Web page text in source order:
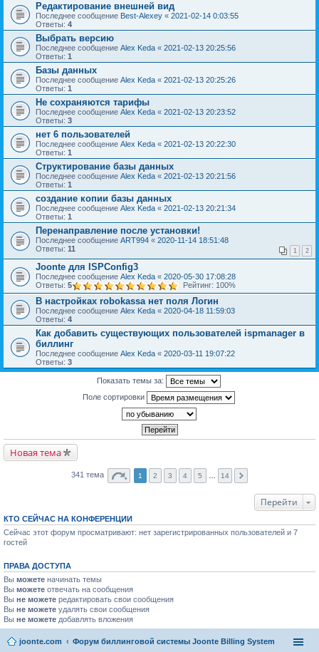
Редактирование внешней вид
Последнее сообщение Best-Alexey « 2021-02-14 0:03:55
Ответы: 4
Выбрать версию
Последнее сообщение Alex Keda « 2021-02-13 20:25:56
Ответы: 1
Базы данных
Последнее сообщение Alex Keda « 2021-02-13 20:25:26
Ответы: 1
Не сохраняются тарифы
Последнее сообщение Alex Keda « 2021-02-13 20:23:52
Ответы: 3
нет 6 пользователей
Последнее сообщение Alex Keda « 2021-02-13 20:22:30
Ответы: 1
Структирование базы данных
Последнее сообщение Alex Keda « 2021-02-13 20:21:56
Ответы: 1
создание копии базы данных
Последнее сообщение Alex Keda « 2021-02-13 20:21:34
Ответы: 1
Перенаправление после установки!
Последнее сообщение ART994 « 2020-11-14 18:51:48
Ответы: 11 1 2
Joonte для ISPConfig3
Последнее сообщение Alex Keda « 2020-05-30 17:08:28
Ответы: 5 Рейтинг: 100%
В настройках robokassa нет поля Логин
Последнее сообщение Alex Keda « 2020-04-18 11:59:03
Ответы: 4
Как добавить существующих пользователей ispmanager в
биллинг
Последнее сообщение Alex Keda « 2020-03-11 19:07:22
Ответы: 3
Показать темы за:
Поле сортировки
Новая тема
341 тема 1 2 3 4 5 14
Перейти
КТО СЕЙЧАС НА КОНФЕРЕНЦИИ
Сейчас этот форум просматривают: нет зарегистрированных пользователей и 7
гостей
ПРАВА ДОСТУПА
Вы можете начинать темы
Вы можете отвечать на сообщения
Вы не можете редактировать свои сообщения
Вы не можете удалять свои сообщения
Вы не можете добавлять вложения
joonte.com Форум биллинговой системы Joonte Billing System